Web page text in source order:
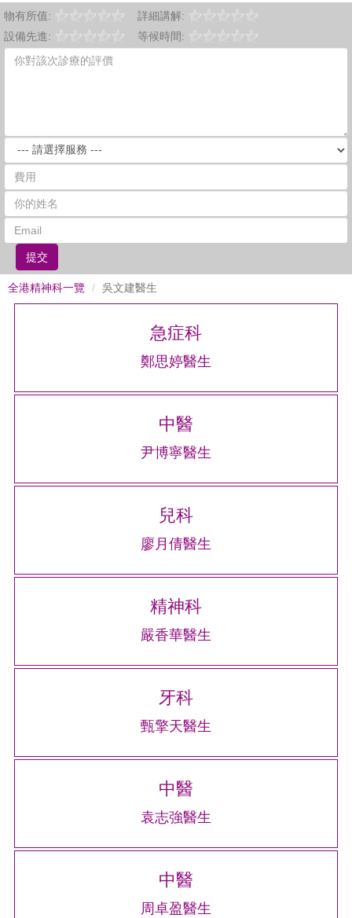
物有所值:
詳細講解:
設備先進:
等候時間:
提交
全港精神科一覽 吳文建醫生
急症科
鄭思婷醫生
中醫
尹博寧醫生
兒科
廖月倩醫生
精神科
嚴香華醫生
牙科
甄擎天醫生
中醫
袁志強醫生
中醫
周卓盈醫生